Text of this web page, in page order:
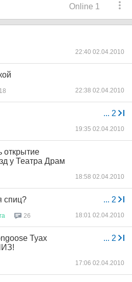
Online 1
22:40 02.04.2010
18 22:38 02.04.2010
... 2
19:35 02.04.2010
открытие
у Театра Драм
18:58 02.04.2010
... 2
спиц?
26 18:01 02.04.2010
... 2
Tyax
17:06 02.04.2010